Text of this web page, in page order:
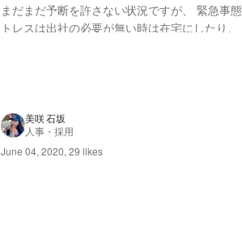
まだまだ予断を許さない状況ですが、 緊急事
トレスは出社の必要が無い時は在宅にしたり
美咲 石坂
人事・採用
June 04, 2020, 29 likes